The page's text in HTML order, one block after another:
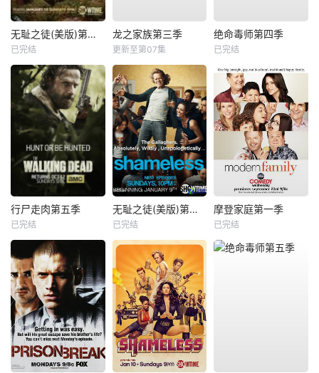
无耻之徒(美版)第三季
已完结
龙之家族第三季
更新至第07集
绝命毒师第四季
已完结
行尸走肉第五季
已完结
无耻之徒(美版)第一季
已完结
摩登家庭第一季
已完结